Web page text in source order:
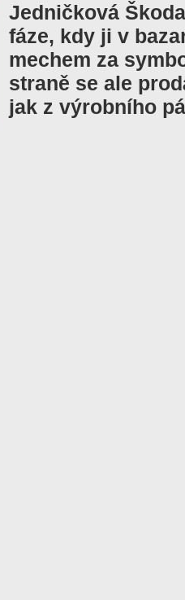
Jedničková
fáze, kdy ji v
mechem za
straně se ale
jak z výrobního